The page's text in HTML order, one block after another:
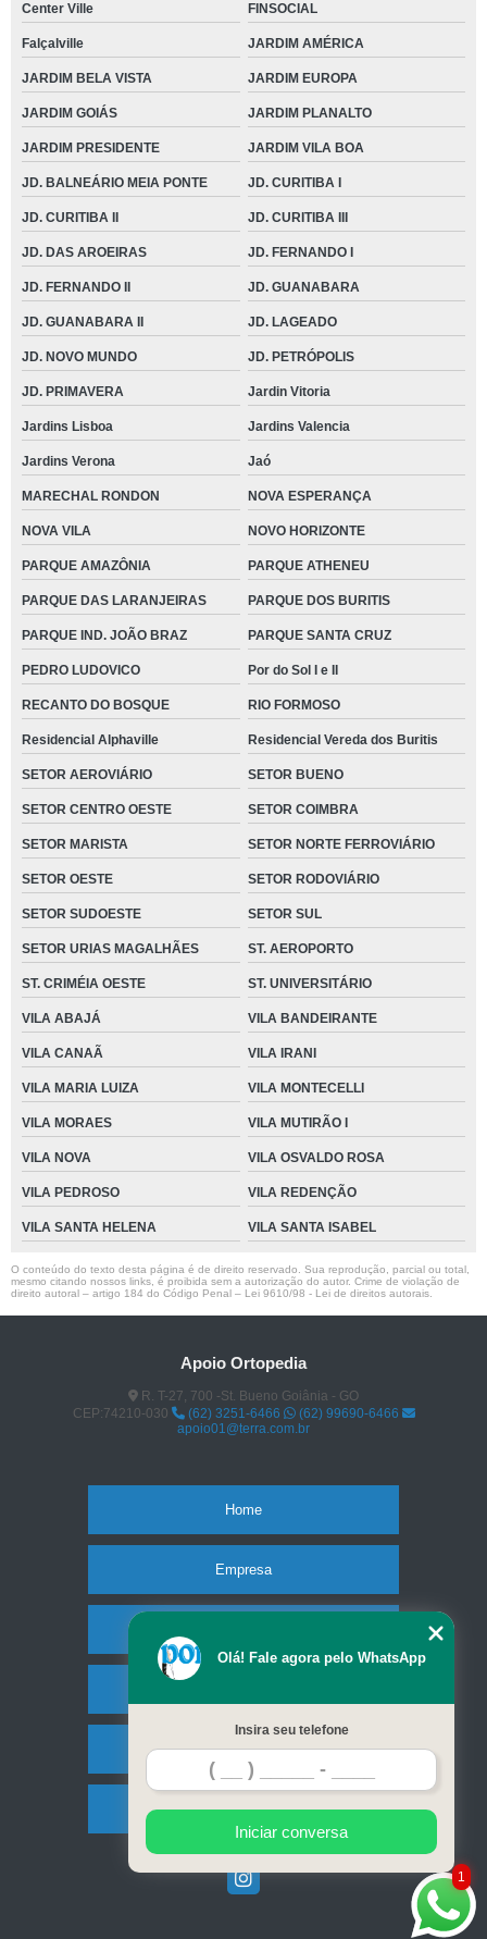
Center Ville FINSOCIAL
Falçalville JARDIM AMÉRICA
JARDIM BELA VISTA JARDIM EUROPA
JARDIM GOIÁS JARDIM PLANALTO
JARDIM PRESIDENTE JARDIM VILA BOA
JD. BALNEÁRIO MEIA PONTE JD. CURITIBA I
JD. CURITIBA II JD. CURITIBA III
JD. DAS AROEIRAS JD. FERNANDO I
JD. FERNANDO II JD. GUANABARA
JD. GUANABARA II JD. LAGEADO
JD. NOVO MUNDO JD. PETRÓPOLIS
JD. PRIMAVERA Jardin Vitoria
Jardins Lisboa Jardins Valencia
Jardins Verona Jaó
MARECHAL RONDON NOVA ESPERANÇA
NOVA VILA NOVO HORIZONTE
PARQUE AMAZÔNIA PARQUE ATHENEU
PARQUE DAS LARANJEIRAS PARQUE DOS BURITIS
PARQUE IND. JOÃO BRAZ PARQUE SANTA CRUZ
PEDRO LUDOVICO Por do Sol I e II
RECANTO DO BOSQUE RIO FORMOSO
Residencial Alphaville Residencial Vereda dos Buritis
SETOR AEROVIÁRIO SETOR BUENO
SETOR CENTRO OESTE SETOR COIMBRA
SETOR MARISTA SETOR NORTE FERROVIÁRIO
SETOR OESTE SETOR RODOVIÁRIO
SETOR SUDOESTE SETOR SUL
SETOR URIAS MAGALHÃES ST. AEROPORTO
ST. CRIMÉIA OESTE ST. UNIVERSITÁRIO
VILA ABAJÁ VILA BANDEIRANTE
VILA CANAÃ VILA IRANI
VILA MARIA LUIZA VILA MONTECELLI
VILA MORAES VILA MUTIRÃO I
VILA NOVA VILA OSVALDO ROSA
VILA PEDROSO VILA REDENÇÃO
VILA SANTA HELENA VILA SANTA ISABEL
O conteúdo do texto desta página é de direito reservado. Sua reprodução, parcial ou total,
mesmo citando nossos links, é proibida sem a autorização do autor. Crime de violação de
direito autoral – artigo 184 do Código Penal – Lei 9610/98 - Lei de direitos autorais
Apoio Ortopedia
R. T-27, 700 -St. Bueno Goiânia - GO
CEP:74210-030
(62) 3251-6466
(62) 99690-6466
apoio01@terra.com.br
Home
Empresa
Contato
Mapa do site
1
Olá! Fale agora pelo WhatsApp
Insira seu telefone
Iniciar conversa